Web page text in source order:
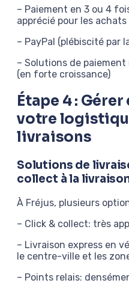
– Paiement en 3 ou 4
apprécié pour les
– PayPal (plébiscité par
– Solutions de paiement
(en forte croissance)
Étape 4 :
votre
livraisons
Solutions de
collect à la
À Fréjus, plusieurs
– Click & collect: très
– Livraison express en
le centre-ville et les
– Points relais: